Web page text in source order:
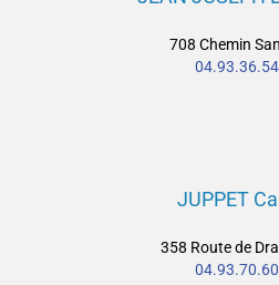
708 Chemin
JUPPET
358 Route de